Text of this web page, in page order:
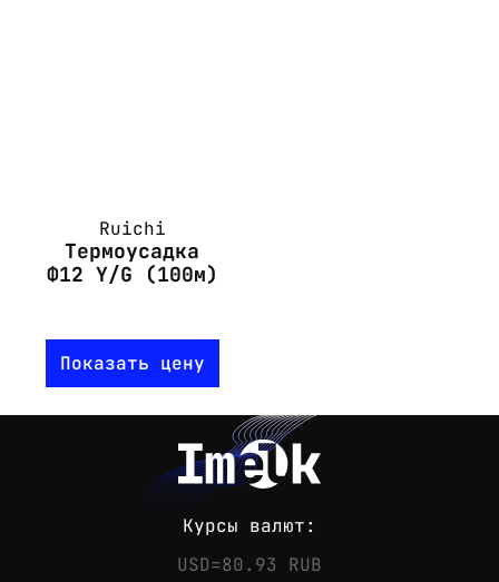
Ruichi
Термоусадка
Ф12 Y/G (100м)
Показать цену
Курсы валют:
USD=80.93 RUB